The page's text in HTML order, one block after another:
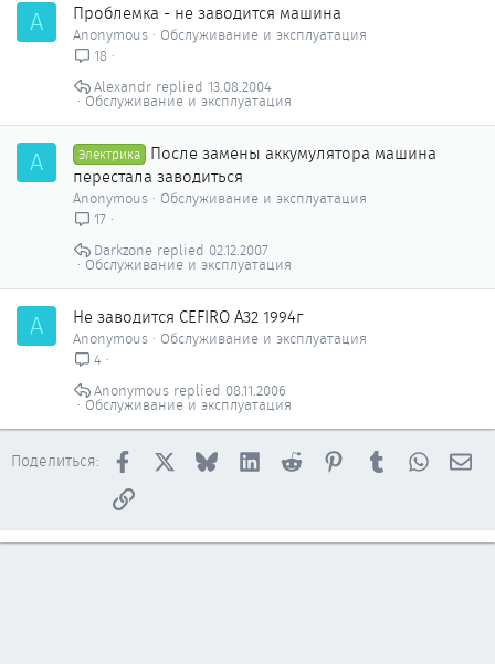
A Проблемка - не заводится машина
Anonymous
Обслуживание и эксплуатация
18
Обслуживание и эксплуатация
13.08.2004
Alexandr
A Электрика После замены аккумулятора машина
перестала заводиться
Anonymous
Обслуживание и эксплуатация
17
Обслуживание и эксплуатация
02.12.2007
Darkzone
A Не заводится CEFIRO A32 1994г
Anonymous
Обслуживание и эксплуатация
4
Обслуживание и эксплуатация
08.11.2006
Anonymous
Поделиться: Facebook BlueskyLinkedInReddit PinterestTumblr
Ссылка